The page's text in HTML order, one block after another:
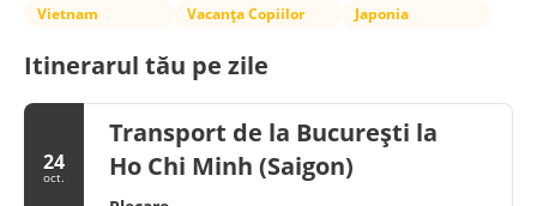
Vietnam Vacanța Copiilor Japonia
Itinerarul tău pe zile
24
oct.
Transport de la București la
Ho Chi Minh (Saigon)